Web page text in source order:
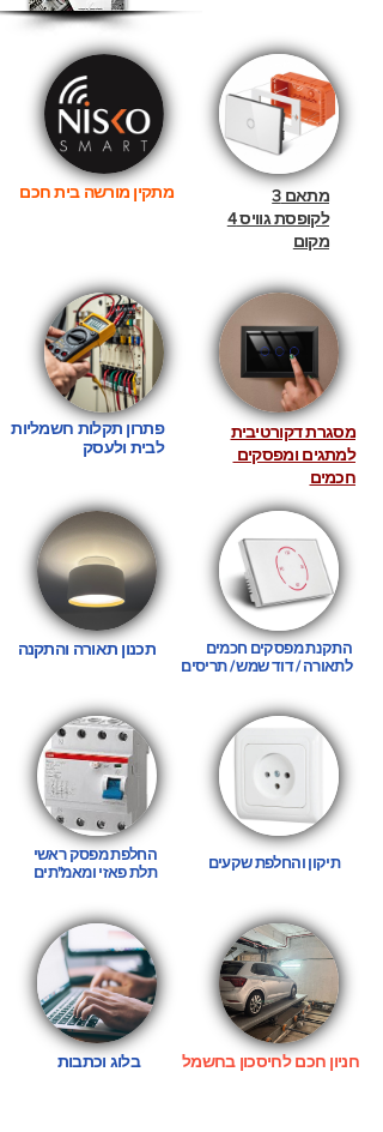
מתקין מורשה בית חכם
מתאם 3
לקופסת גוויס 4
מקום
פתרון תקלות חשמליות
לבית ולעסק
תכנון תאורה והתקנה
מסגרת דקורטיבית
למתגים ומפסקים
חכמים
התקנת מפסקים חכמים
לתאורה / דוד שמש / תריסים
החלפת מפסק ראשי
תלת פאזי ומאמ"תים
תיקון והחלפת שקעים
בלוג וכתבות חניון חכם לחיסכון בחשמל